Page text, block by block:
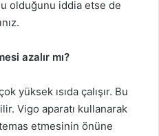
olduğunu iddia etse de
azalır mı?
yüksek ısıda çalışır. Bu
Vigo aparatı kullanarak
temas etmesinin önüne